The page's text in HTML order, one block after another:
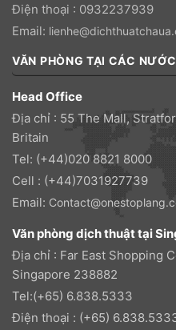
Điện thoại : 0932237939
Email:
VĂN PHÒNG TẠI CÁC NƯỚC
Head Office
Địa chỉ : 55 The Mall,
Britain
Tel: (+44)020 8821 8000
Cell : (+44)7031927739
Email:
Văn phòng dịch thuật tại
Địa chỉ : Far East Shopping
Singapore 238882
Tel:(+65) 6.838.5333
Điện thoại : (+65)